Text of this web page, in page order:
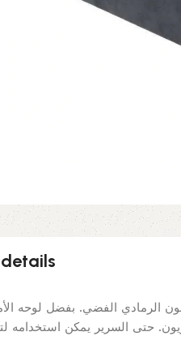
الرمادي الفضي. بفضل لوحه